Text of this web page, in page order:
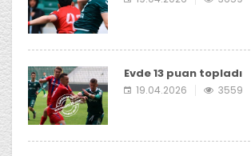
Evde 13 puan topladı
19.04.2026 3559